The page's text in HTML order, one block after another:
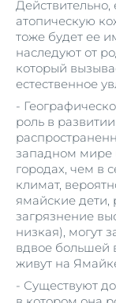
атопическую
тоже будет ее
наследуют от
который
естественное
-
роль в
западном мире
городах, чем в
климат,
ямайские дети,
загрязнение
низкая), могут
вдвое большей
живут на
- Существуют